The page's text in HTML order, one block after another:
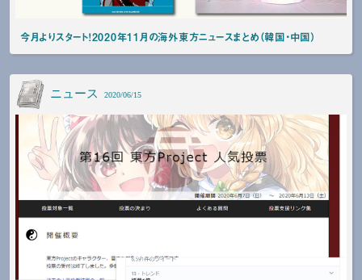
今月よりスタート！2020年11月の海外東方ニュースまとめ（韓国・中国）
ニュース 2020/06/15